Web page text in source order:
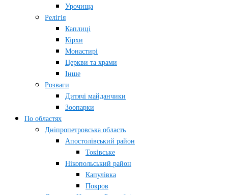
Урочища
Релігія
Каплиці
Кірхи
Монастирі
Церкви та храми
Інше
Розваги
Дитячі майданчики
Зоопарки
По областях
Дніпропетровська область
Апостолівський район
Токівське
Нікопольський район
Капулівка
Покров